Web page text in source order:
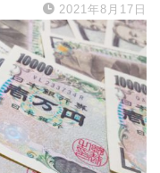
2021年8月17日